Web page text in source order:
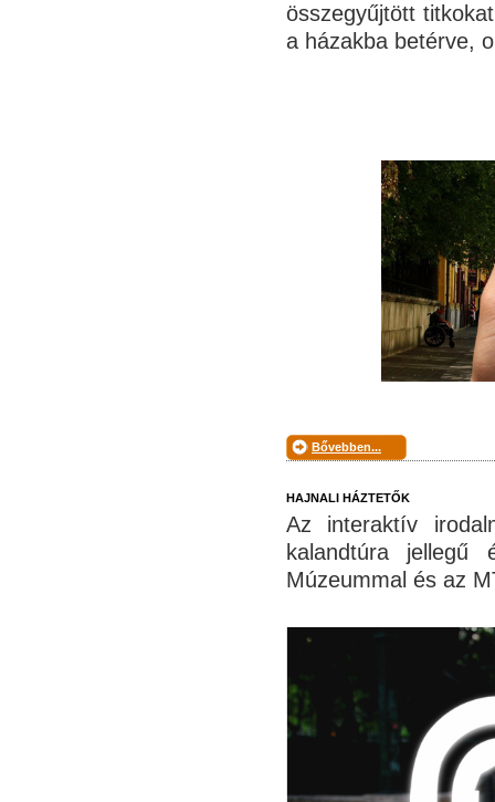
összegyűjtött
a házakba betérve,
Bővebben...
HAJNALI HÁZTETŐK
Az interaktív
kalandtúra jellegű
Múzeummal és az